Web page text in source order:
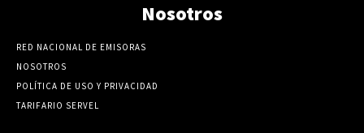
Nosotros
RED NACIONAL DE EMISORAS
NOSOTROS
POLÍTICA DE USO Y PRIVACIDAD
TARIFARIO SERVEL